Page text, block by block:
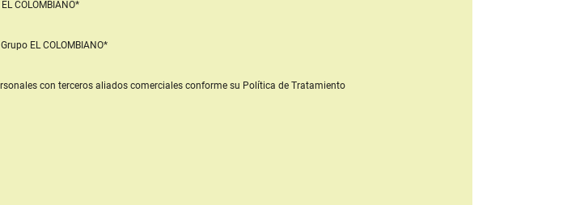
COLOMBIANO*
EL COLOMBIANO*
con terceros aliados comercialesconforme su Política de Tratamiento